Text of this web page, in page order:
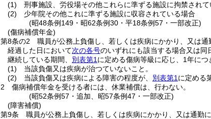
(1)
刑事施設、労役場その他これらに準ずる施設に拘禁されて
(2)
少年院その他これに準ずる施設に収容されている場合
(昭48条例149・昭62条例30・平18条例57・一部改正)
(傷病補償年金)
第8条の2
職員が公務上負傷し、若しくは疾病にかかり、又は
経過した日において次の各号のいずれにも該当する場合又は同
継続している期間、 別表第1 に定める傷病等級に応じ、1年につ
(1)
当該負傷又は疾病が治つていないこと。
(2)
当該負傷又は疾病による障害の程度が、 別表第1 に定める
2
傷病補償年金を受ける者には、休業補償は、行わない。
(昭52条例57・追加、昭57条例47・一部改正)
(障害補償)
第9条
職員が公務上負傷し、若しくは疾病にかかり、又は通勤